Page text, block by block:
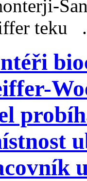
teku